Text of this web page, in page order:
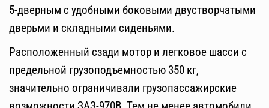
5-дверным с удобными боковыми двустворчатыми
дверьми и складными сиденьями.
Расположенный сзади мотор и легковое шасси с
предельной грузоподъемностью 350 кг,
значительно ограничивали грузопассажирские